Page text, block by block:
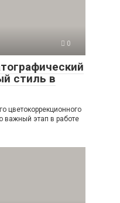
0
стиль в
цветокоррекционного
важный этап в работе